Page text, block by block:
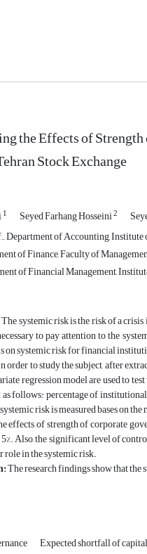
the Effects of
Stock Exchange
1 Seyed Farhang Hosseini2
Department of Accounting,
of Finance, Faculty of
of Financial Management,
The systemic risk is the risk of a
to pay attention to the
on systemic risk for financial
order to study the subject, after
regression model are used to
follows: percentage of
risk is measured bases on
effects of strength of corporate
Also, the significant level of
role in the systemic risk.
The research findings show that
Expected shortfall of capital